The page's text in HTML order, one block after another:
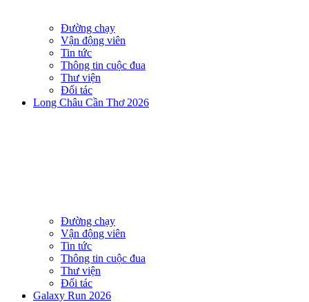
Đường chạy
Vận động viên
Tin tức
Thông tin cuộc đua
Thư viện
Đối tác
Long Châu Cần Thơ 2026
Đường chạy
Vận động viên
Tin tức
Thông tin cuộc đua
Thư viện
Đối tác
Galaxy Run 2026